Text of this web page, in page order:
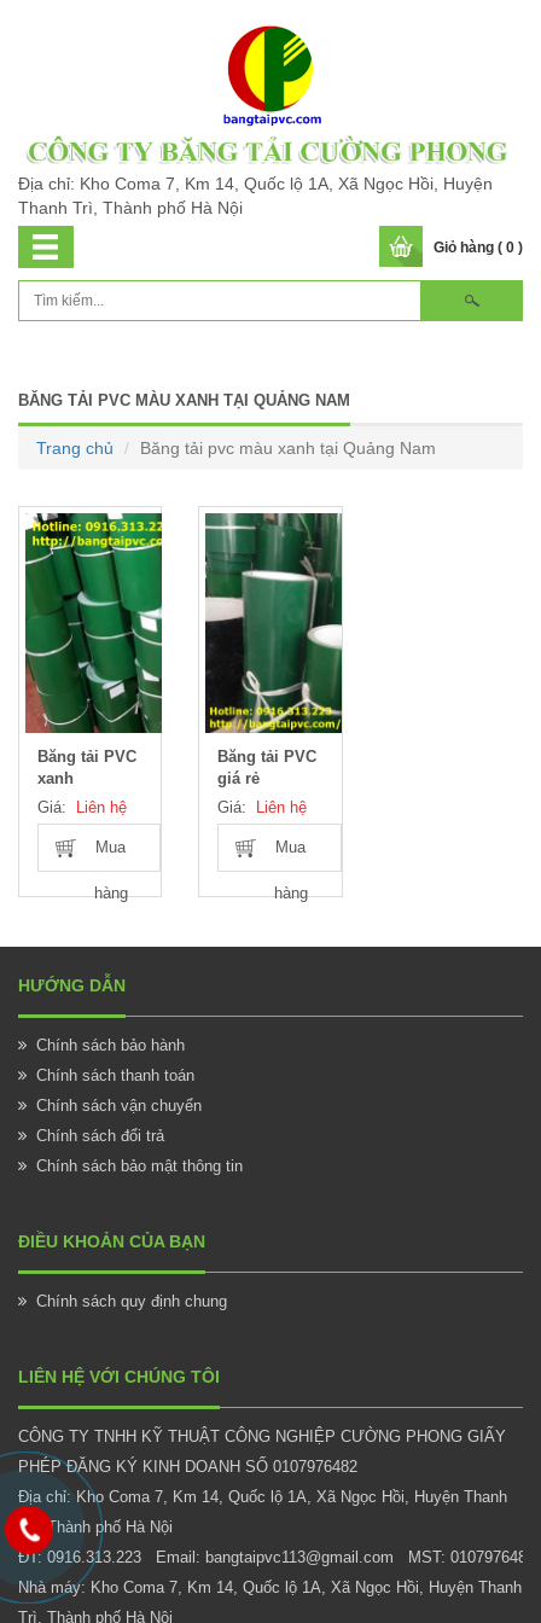
Địa chỉ: Kho Coma 7, Km 14, Quốc lộ 1A, Xã Ngọc Hồi, Huyện
Thanh Trì, Thành phố Hà Nội
Giỏ hàng ( 0 )
BĂNG TẢI PVC MÀU XANH TẠI QUẢNG NAM
Trang chủ Băng tải pvc màu xanh tại Quảng Nam
Băng tải PVC
xanh
Giá:
Liên hệ
Mua
hàng
Băng tải PVC
giá rẻ
Giá:
Liên hệ
Mua
hàng
HƯỚNG DẪN
Chính sách bảo hành
Chính sách thanh toán
Chính sách vận chuyển
Chính sách đổi trả
Chính sách bảo mật thông tin
ĐIỀU KHOẢN CỦA BẠN
Chính sách quy định chung
LIÊN HỆ VỚI CHÚNG TÔI
CÔNG TY TNHH KỸ THUẬT CÔNG NGHIỆP CƯỜNG PHONG GIẤY
PHÉP ĐĂNG KÝ KINH DOANH SỐ 0107976482
Địa chỉ: Kho Coma 7, Km 14, Quốc lộ 1A, Xã Ngọc Hồi, Huyện Thanh
Trì, Thành phố Hà Nội
ĐT: 0916.313.223 Email: bangtaipvc113@gmail.com MST: 0107976482
Nhà máy: Kho Coma 7, Km 14, Quốc lộ 1A, Xã Ngọc Hồi, Huyện Thanh
Trì, Thành phố Hà Nội